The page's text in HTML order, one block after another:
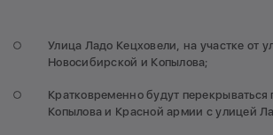
Улица Ладо Кецховели, на участке от
Новосибирской и Копылова;
Кратковременно будут перекрываться
Копылова и Красной армии с улицей